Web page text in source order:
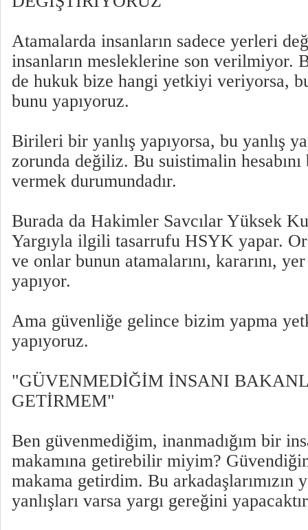
Atamalarda insanların sadece yerleri
insanların mesleklerine son verilmiyor.
de hukuk bize hangi yetkiyi veriyorsa,
bunu yapıyoruz.
Birileri bir yanlış yapıyorsa, bu yanlış
zorunda değiliz. Bu suistimalin
vermek durumundadır.
Burada da Hakimler Savcılar Yüksek
Yargıyla ilgili tasarrufu HSYK yapar.
ve onlar bunun atamalarını, kararını,
yapıyor.
Ama güvenliğe gelince bizim yapma
yapıyoruz.
"GÜVENMEDİĞİM İNSANI
GETİRMEM"
Ben güvenmediğim, inanmadığım bir
makamına getirebilir miyim?
makama getirdim. Bu arkadaşlarımızın
yanlışları varsa yargı gereğini